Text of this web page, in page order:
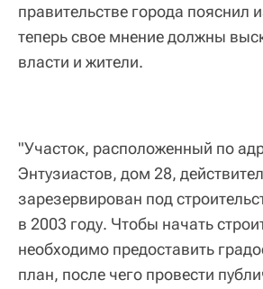
правительстве города пояснил
теперь свое мнение должны
власти и жители.
"Участок, расположенный по
Энтузиастов, дом 28,
зарезервирован под
в 2003 году. Чтобы начать
необходимо предоставить
план, после чего провести